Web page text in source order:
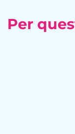
Per